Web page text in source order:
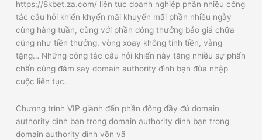
https://8kbet.za.com/ liên tục doanh nghiệp phần nhiều công
tác câu hỏi khiến khyến mãi khuyến mãi phần nhiều ngày
cùng hàng tuần, cùng với phần đông thưởng báo giá chữa
cũng như tiền thưởng, vòng xoay không tính tiền, vàng
tặng… Những công tác câu hỏi khiến này tăng nhiều sự phấn
chấn cùng đắm say domain authority đình bạn đùa nhập
cuộc liên tục.
Chương trình VIP giành đến phần đông đầy đủ domain
authority đình bạn trong domain authority đình bạn trong
domain authority đình vồn vã